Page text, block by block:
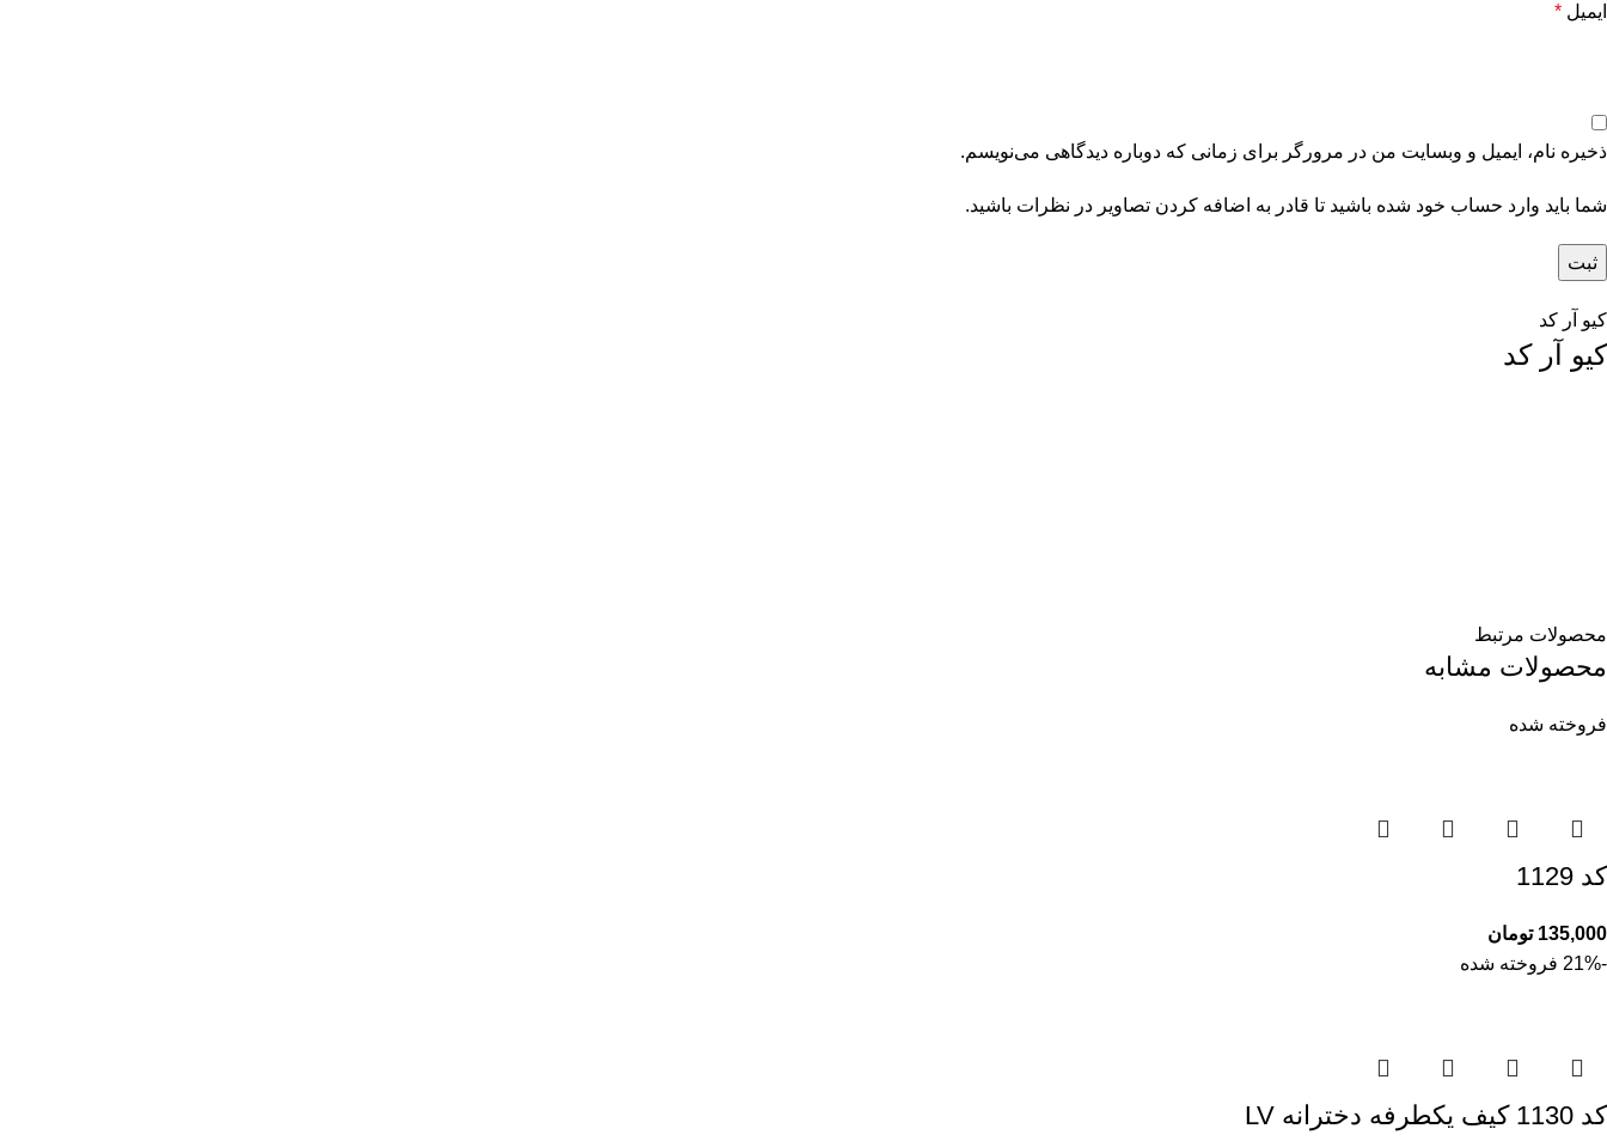
ایمیل *
ذخیره نام، ایمیل و وبسایت من در مرورگر برای زمانی که دوباره دیدگاهی می‌نویسم.
شما باید وارد حساب خود شده باشید تا قادر به اضافه کردن تصاویر در نظرات باشید.
کیو آر کد
کیو آر کد
محصولات مرتبط
محصولات مشابه
فروخته شده
کد 1129
135,000 تومان
-21%
فروخته شده
کد 1130 کیف یکطرفه دخترانه LV